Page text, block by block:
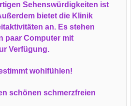
Sehenswürdigkeiten ist
bietet die Klinik
an. Es stehen
paar Computer mit
Verfügung.
wohlfühlen!
schönen schmerzfreien